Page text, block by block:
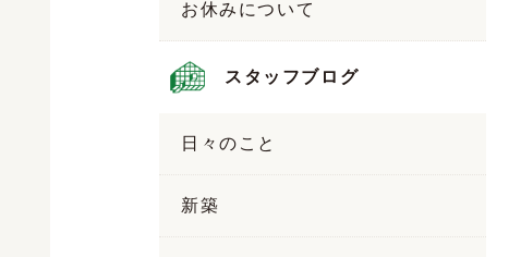
お休みについて
スタッフブログ
日々のこと
新築